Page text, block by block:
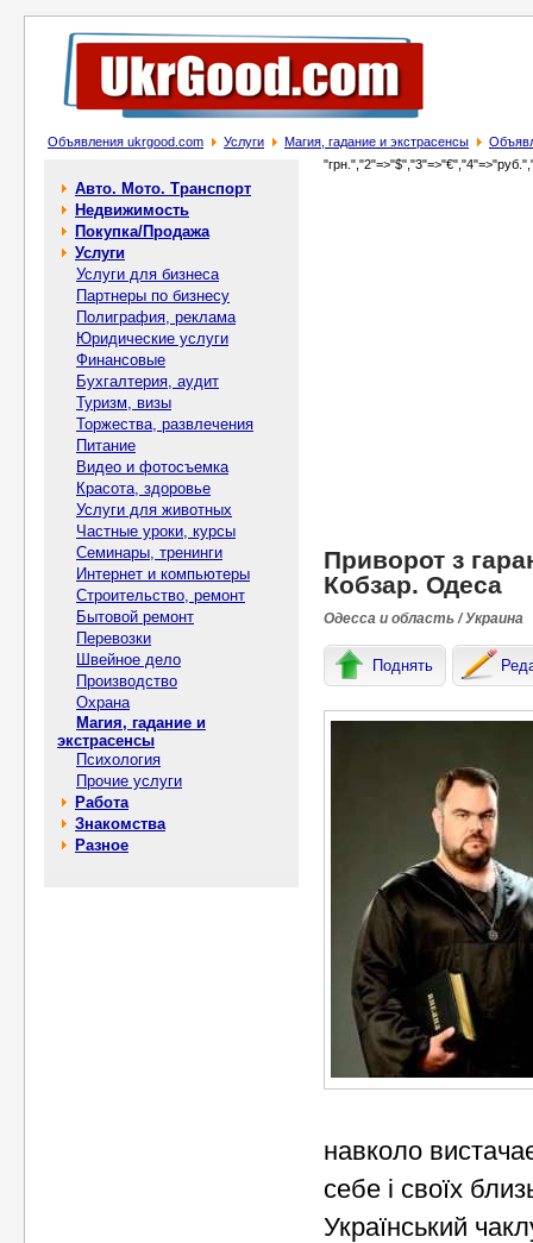
Объявления ukrgood.com Услуги Магия, гадание и экстрасенсы
Авто. Мото. Транспорт
Недвижимость
Покупка/Продажа
Услуги
Услуги для бизнеса
Партнеры по бизнесу
Полиграфия, реклама
Юридические услуги
Финансовые
Бухгалтерия, аудит
Туризм, визы
Торжества, развлечения
Питание
Видео и фотосъемка
Красота, здоровье
Услуги для животных
Частные уроки, курсы
Семинары, тренинги
Интернет и компьютеры
Строительство, ремонт
Бытовой ремонт
Перевозки
Швейное дело
Производство
Охрана
Магия, гадание и
экстрасенсы
Психология
Прочие услуги
Работа
Знакомства
Разное
Приворот з
Кобзар. Одеса
Одесса и область / Украина
Поднять
навколо
себе і своїх
Український